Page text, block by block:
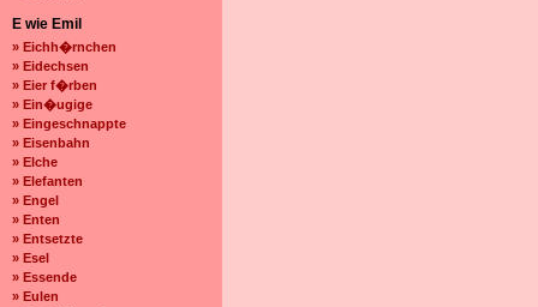
E wie Emil
» Eichh�rnchen
» Eidechsen
» Eier f�rben
» Ein�ugige
» Eingeschnappte
» Eisenbahn
» Elche
» Elefanten
» Engel
» Enten
» Entsetzte
» Esel
» Essende
» Eulen